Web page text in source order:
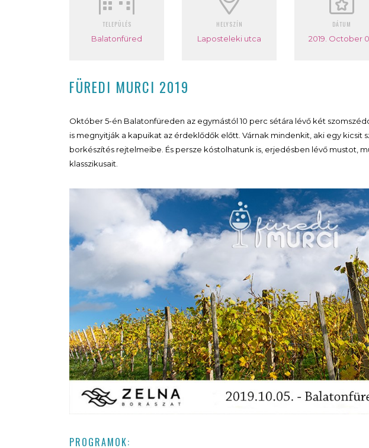
TELEPÜLÉS
Balatonfüred
HELYSZÍN
Laposteleki utca
DÁTUM
2019. October
FÜREDI MURCI 2019
Október 5-én Balatonfüreden az egymástól 10 perc sétára lévő két
is megnyitják a kapuikat az érdeklődők előtt. Várnak mindenkit, aki egy kicsit
borkészítés rejtelmeibe. És persze kóstolhatunk is, erjedésben lévő mustot,
klasszikusait.
PROGRAMOK: